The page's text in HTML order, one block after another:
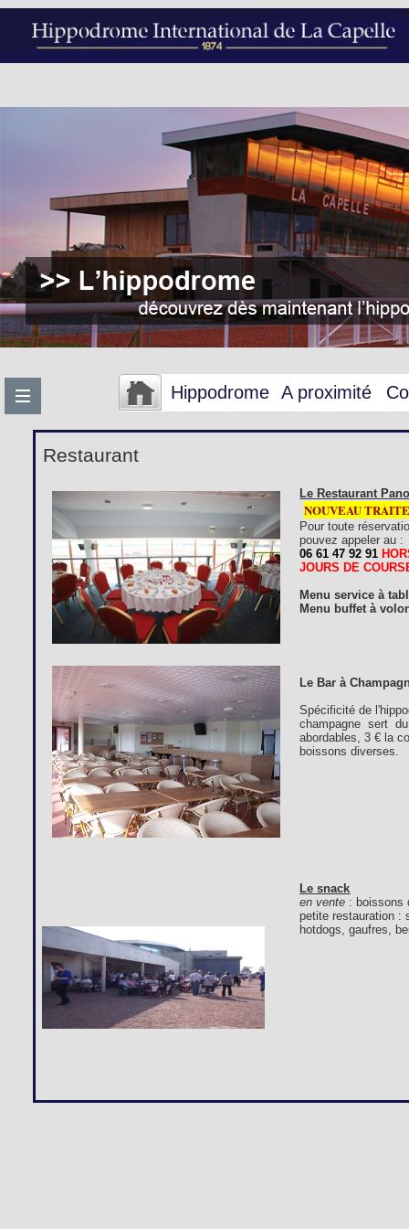
Hippodrome A proximité
Restaurant
Le Restaurant
NOUVEAU
Pour toute
pouvez appeler au :
06 61 47 92 91
JOURS DE
Menu service à
Menu buffet à
Le Bar à
Spécificité de
champagne sert
abordables, 3 € la
boissons diverses.
Le snack
en vente : boissons
petite restauration :
hotdogs, gaufres,